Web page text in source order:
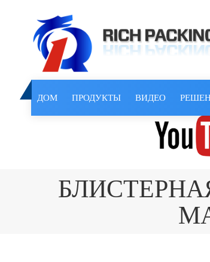
ДОМ ПРОДУКТЫ ВИДЕО